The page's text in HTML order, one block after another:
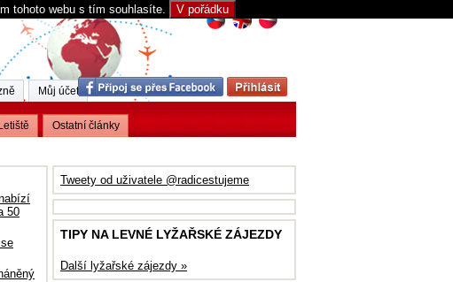
tohoto webu s tím souhlasíte. V pořádku
Tweety od uživatele @radicestujeme
TIPY NA LEVNÉ LYŽAŘSKÉ ZÁJEZDY
Další lyžařské zájezdy »
50
Letiště Ostatní články
Můj účet